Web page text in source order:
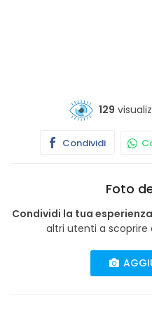
129
Condividi
Foto
Condividi la tua
altri utenti a scoprire